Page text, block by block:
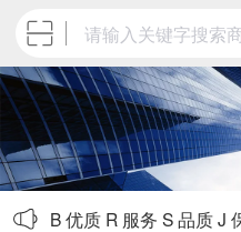
欢迎来到北京博瑞盛嘉
B 优质 R 服务 S 品质 J